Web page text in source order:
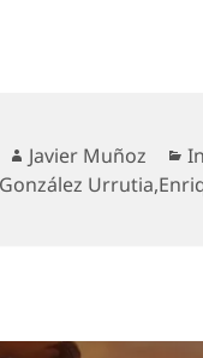
Autor
Javier Muñoz
Urrutia,